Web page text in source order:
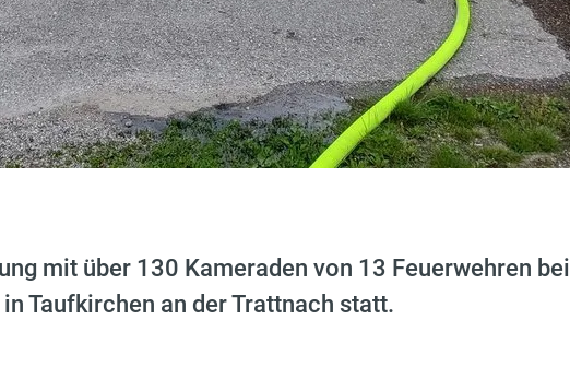
mit über 130 Kameraden von 13 Feuerwehren bei
Taufkirchen an der Trattnach statt.